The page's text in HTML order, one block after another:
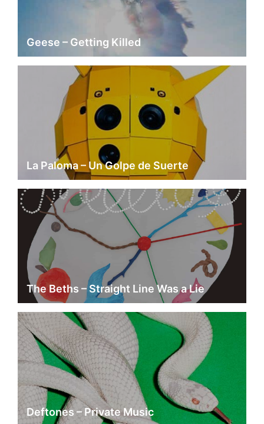
Geese – Getting Killed
La Paloma – Un Golpe de Suerte
The Beths – Straight Line Was a Lie
Deftones – Private Music